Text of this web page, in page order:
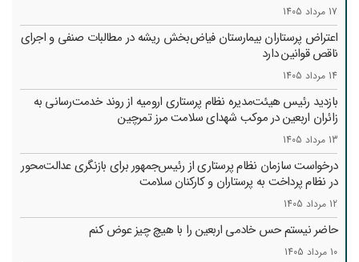
17 مرداد 1405
اعتراض پرستاران بیمارستان فیاض‌بخش ریشه در مطالبات صنفی و اجرای
ناقص قوانین دارد
14 مرداد 1405
بازدید رئیس هیئت‌مدیره نظام پرستاری ارومیه از روند خدمت‌رسانی به
زائران اربعین در موکب شهدای سلامت مرز تمرچین
13 مرداد 1405
درخواست سازمان نظام پرستاری از رئیس‌جمهور برای بازنگری عدالت‌محور
در نظام پرداخت به پرستاران و کارکنان سلامت
12 مرداد 1405
حاضر نیستم حس خادمی اربعین را با هیچ چیز عوض کنم
10 مرداد 1405